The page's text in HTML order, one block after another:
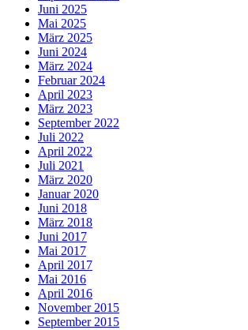
Juni 2025
Mai 2025
März 2025
Juni 2024
März 2024
Februar 2024
April 2023
März 2023
September 2022
Juli 2022
April 2022
Juli 2021
März 2020
Januar 2020
Juni 2018
März 2018
Juni 2017
Mai 2017
April 2017
Mai 2016
April 2016
November 2015
September 2015